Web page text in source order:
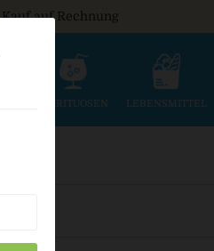
Kauf auf Rechnung
SPIRITUOSEN LEBENSMITTEL